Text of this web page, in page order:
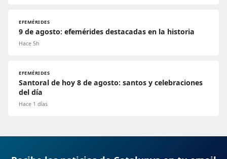
EFEMÉRIDES
9 de agosto: efemérides destacadas en la historia
Hace 5h
EFEMÉRIDES
Santoral de hoy 8 de agosto: santos y celebraciones
del día
Hace 1 días